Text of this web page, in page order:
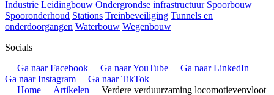
Industrie Leidingbouw Ondergrondse infrastructuur Spoorbouw
Spooronderhoud Stations Treinbeveiliging Tunnels en
onderdoorgangen Waterbouw Wegenbouw
Socials
Ga naar Facebook
Ga naar YouTube
Ga naar LinkedIn
Ga naar Instagram
Ga naar TikTok
Home
Artikelen Verdere verduurzaming locomotievenvloot